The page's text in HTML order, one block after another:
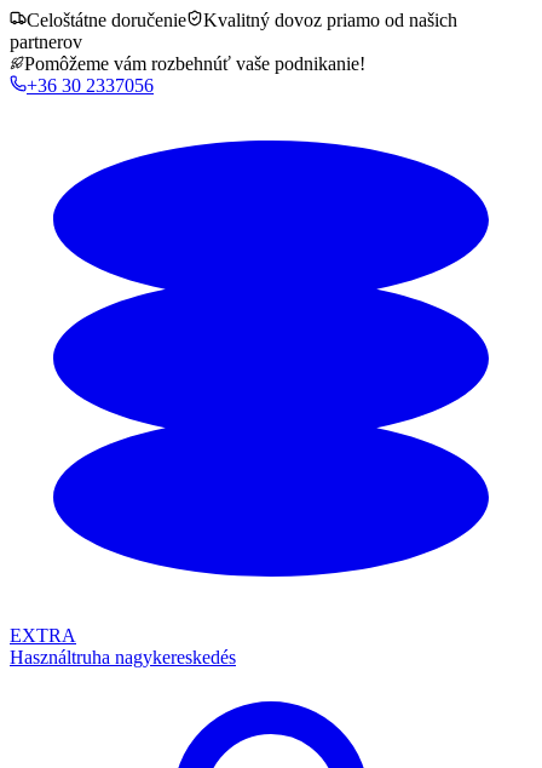
Celoštátne doručenie
Kvalitný dovoz priamo od našich
partnerov
Pomôžeme vám rozbehnúť vaše podnikanie!
+36 30 2337056
EXTRA
Használtruha nagykereskedés